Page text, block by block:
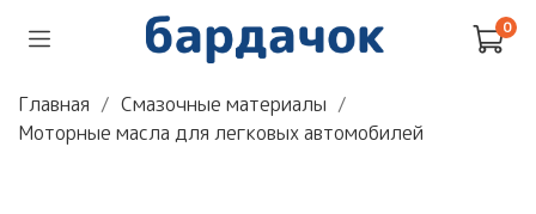
0
Главная
Смазочные материалы
Моторные масла для легковых автомобилей